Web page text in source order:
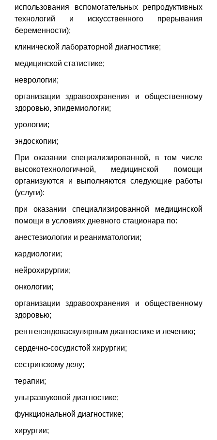
использования вспомогательных репродуктивных
технологий и искусственного прерывания
беременности);
клинической лабораторной диагностике;
медицинской статистике;
неврологии;
организации здравоохранения и общественному
здоровью, эпидемиологии;
урологии;
эндоскопии;
При оказании специализированной, в том числе
высокотехнологичной, медицинской помощи
организуются и выполняются следующие работы
(услуги):
при оказании специализированной медицинской
помощи в условиях дневного стационара по:
анестезиологии и реаниматологии;
кардиологии;
нейрохирургии;
онкологии;
организации здравоохранения и общественному
здоровью;
рентгенэндоваскулярным диагностике и лечению;
сердечно-сосудистой хирургии;
сестринскому делу;
терапии;
ультразвуковой диагностике;
функциональной диагностике;
хирургии;